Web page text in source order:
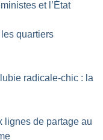
et l’État
quartiers
radicale-chic : la
lignes de partage au